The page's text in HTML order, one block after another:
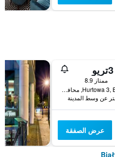
ممتاز 8.9
Hurtowa 3, Białystok, محافظة بودلسكي, بولندا
عرض الصفقة